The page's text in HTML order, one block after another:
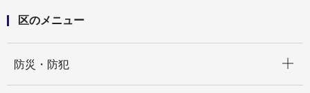
区のメニュー
防災・防犯